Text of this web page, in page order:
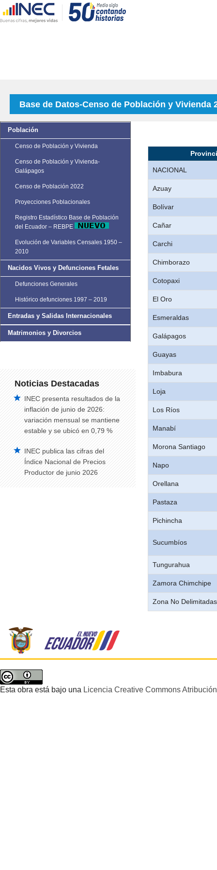
Base de Datos-Censo de Población y Vivienda
Población
Censo de Población y Vivienda
Censo de Población y Vivienda-
Galápagos
Censo de Población 2022
Proyecciones Poblacionales
Registro Estadístico Base de Población
del Ecuador – REBPE
Evolución de Variables Censales 1950 –
2010
Nacidos Vivos y Defunciones Fetales
Defunciones Generales
Histórico defunciones 1997 – 2019
Entradas y Salidas Internacionales
Matrimonios y Divorcios
Noticias Destacadas
INEC presenta resultados de la
inflación de junio de 2026:
variación mensual se mantiene
estable y se ubicó en 0,79 %
INEC publica las cifras del
Índice Nacional de Precios
Productor de junio 2026
NACIONAL
Azuay
Bolívar
Cañar
Carchi
Chimborazo
Cotopaxi
El Oro
Esmeraldas
Galápagos
Guayas
Imbabura
Loja
Los Ríos
Manabí
Morona Santiago
Napo
Orellana
Pastaza
Pichincha
Sucumbíos
Tungurahua
Zamora Chimchipe
Zona No Delimitadas
Esta obra está bajo una Licencia Creative Commons